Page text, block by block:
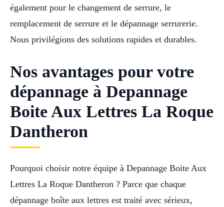
également pour le changement de serrure, le
remplacement de serrure et le dépannage serrurerie.
Nous privilégions des solutions rapides et durables.
Nos avantages pour votre
dépannage à Depannage
Boite Aux Lettres La Roque
Dantheron
Pourquoi choisir notre équipe à Depannage Boite Aux
Lettres La Roque Dantheron ? Parce que chaque
dépannage boîte aux lettres est traité avec sérieux,